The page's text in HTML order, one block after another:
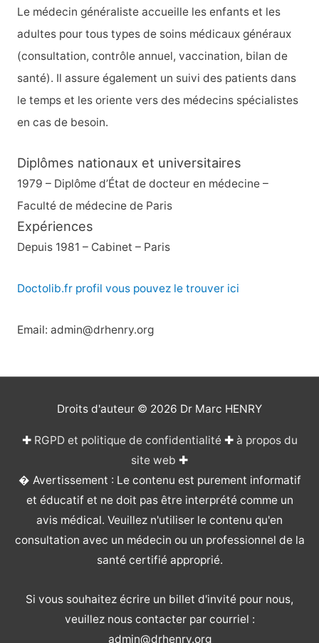
h
e
r
:
Le médecin généraliste accueille les enfants et les
adultes pour tous types de soins médicaux généraux
(consultation, contrôle annuel, vaccination, bilan de
santé). Il assure également un suivi des patients dans
le temps et les oriente vers des médecins spécialistes
en cas de besoin.
Diplômes nationaux et universitaires
1979 – Diplôme d’État de docteur en médecine –
Faculté de médecine de Paris
Expériences
Depuis 1981 – Cabinet – Paris
Doctolib.fr profil vous pouvez le trouver ici
Email: admin@drhenry.org
Droits d'auteur © 2026 Dr Marc HENRY
✚ RGPD et politique de confidentialité✚ à propos du
site web ✚
� Avertissement : Le contenu est purement informatif
et éducatif et ne doit pas être interprété comme un
avis médical. Veuillez n'utiliser le contenu qu'en
consultation avec un médecin ou un professionnel de la
santé certifié approprié.
Si vous souhaitez écrire un billet d'invité pour nous,
veuillez nous contacter par courriel :
admin@drhenry.org